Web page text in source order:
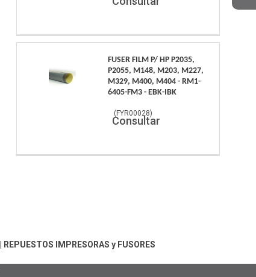
FUSER FILM P/ HP P2035,
P2055, M148, M203, M227,
M329, M400, M404 - RM1-
6405-FM3 - EBK-IBK
( FYR00028)
Consultar
REPUESTOS IMPRESORAS y FUSORES